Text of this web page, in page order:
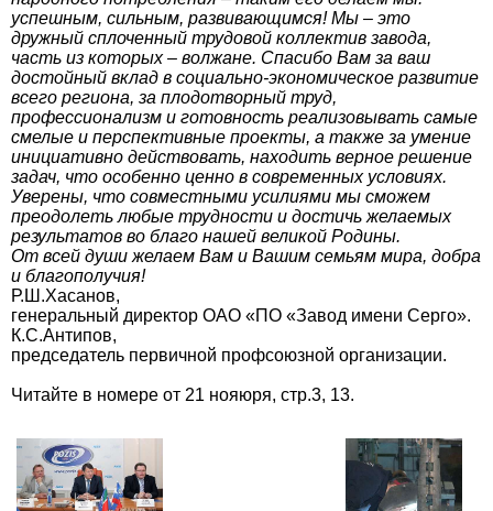
успешным, сильным, развивающимся! Мы – это
дружный сплоченный трудовой коллектив завода,
часть из которых – волжане. Спасибо Вам за ваш
достойный вклад в социально-экономическое развитие
всего региона, за плодотворный труд,
профессионализм и готовность реализовывать самые
смелые и перспективные проекты, а также за умение
инициативно действовать, находить верное решение
задач, что особенно ценно в современных условиях.
Уверены, что совместными усилиями мы сможем
преодолеть любые трудности и достичь желаемых
результатов во благо нашей великой Родины.
От всей души желаем Вам и Вашим семьям мира, добра
и благополучия!
Р.Ш.Хасанов,
генеральный директор ОАО «ПО «Завод имени Серго».
К.С.Антипов,
председатель первичной профсоюзной организации.
Читайте в номере от 21 нояюря, стр.3, 13.